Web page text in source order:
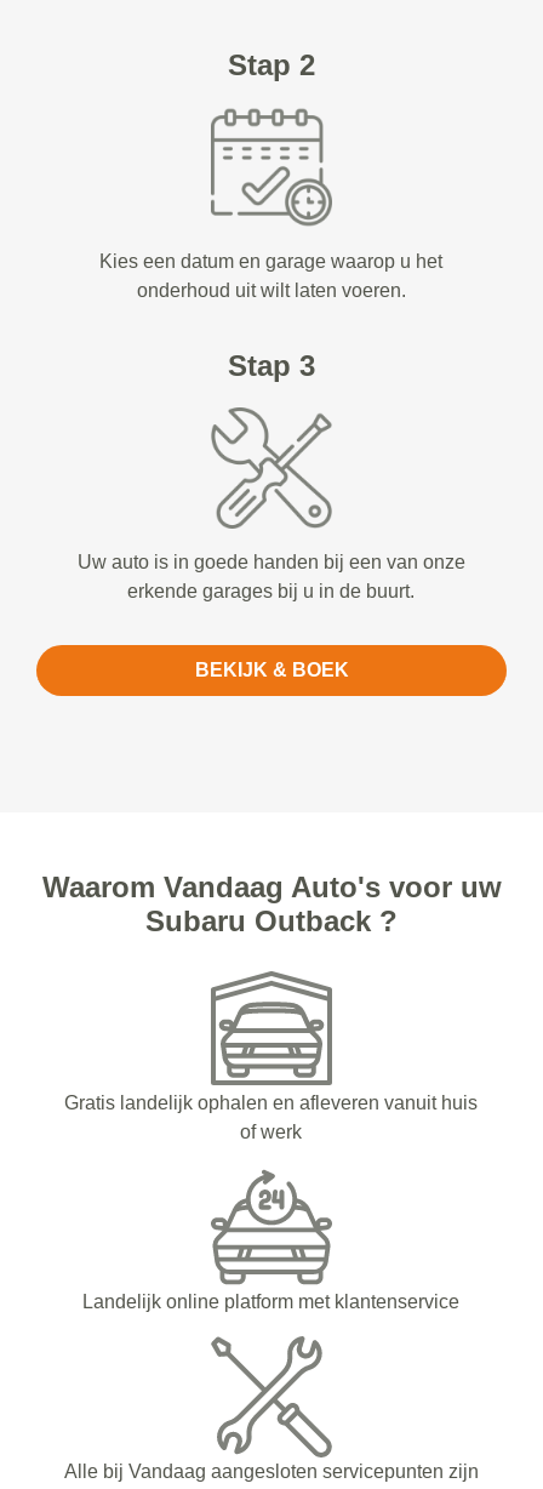
Stap 2
Kies een datum en garage waarop u het
onderhoud uit wilt laten voeren.
Stap 3
Uw auto is in goede handen bij een van onze
erkende garages bij u in de buurt.
BEKIJK & BOEK
Waarom Vandaag Auto's voor uw
Subaru Outback ?
Gratis landelijk ophalen en afleveren vanuit huis
of werk
Landelijk online platform met klantenservice
Alle bij Vandaag aangesloten servicepunten zijn